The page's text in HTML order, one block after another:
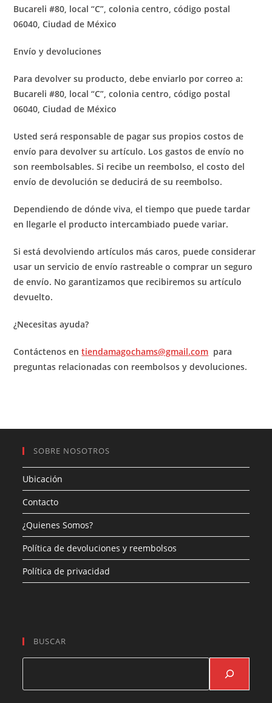
Bucareli #80, local “C”, colonia centro, código postal
06040, Ciudad de México
Envío y devoluciones
Para devolver su producto, debe enviarlo por correo a:
Bucareli #80, local “C”, colonia centro, código postal
06040, Ciudad de México
Usted será responsable de pagar sus propios costos de
envío para devolver su artículo. Los gastos de envío no
son reembolsables. Si recibe un reembolso, el costo del
envío de devolución se deducirá de su reembolso.
Dependiendo de dónde viva, el tiempo que puede tardar
en llegarle el producto intercambiado puede variar.
Si está devolviendo artículos más caros, puede considerar
usar un servicio de envío rastreable o comprar un seguro
de envío. No garantizamos que recibiremos su artículo
devuelto.
¿Necesitas ayuda?
Contáctenos entiendamagochams@gmail.com para
preguntas relacionadas con reembolsos y devoluciones.
SOBRE NOSOTROS
Ubicación
Contacto
¿Quienes Somos?
Política de devoluciones y reembolsos
Política de privacidad
BUSCAR